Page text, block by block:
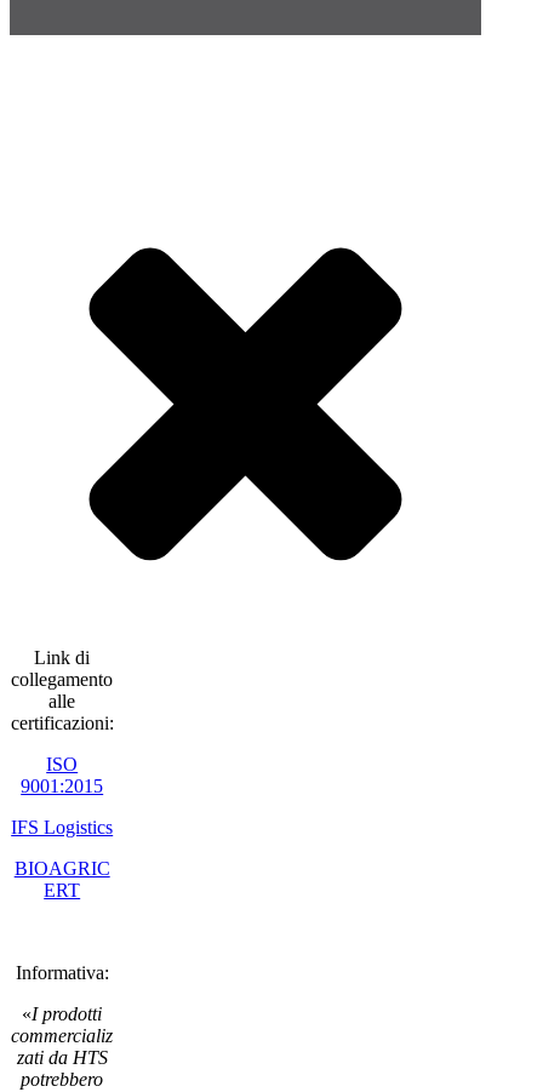
Link di
collegamento
alle
certificazioni:
ISO
9001:2015
IFS Logistics
BIOAGRIC
ERT
Informativa:
«I prodotti
commercializ
zati da HTS
potrebbero